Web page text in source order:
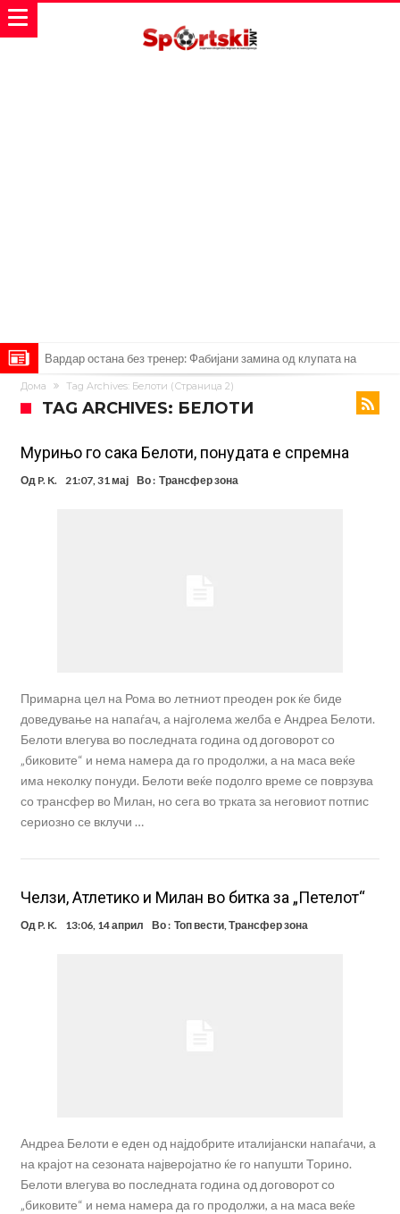
Мурињо: Несреќникот ни дојде неподготвен во Мадрид
Тетоважата на Габриел стана предмет на потсмев: Навивачите го
Бизарна тепачка која го запали интернетот: Познатиот тешкаш го
прифати најлудиот предизвик на кариерата – сам против
шестмина (Видео)
Меси, Нејмар и Суарез повторно заедно?!
Маркус Рашфорд повторно со Манчестер Јунајтед. Не е
Дома Tag Archives: Белоти (Страница 2)
TAG ARCHIVES: БЕЛОТИ
Мурињо го сака Белоти, понудата е спремна
Од P. K. 21:07, 31 мај Во : Трансфер зона
Примарна цел на Рома во летниот преоден рок ќе биде
доведување на напаѓач, а најголема желба е Андреа Белоти.
Белоти влегува во последната година од договорот со
„биковите“ и нема намера да го продолжи, а на маса веќе
има неколку понуди. Белоти веќе подолго време се поврзува
со трансфер во Милан, но сега во трката за неговиот потпис
сериозно се вклучи …
Челзи, Атлетико и Милан во битка за „Петелот“
Од P. K. 13:06, 14 април Во : Топ вести,Трансфер зона
Андреа Белоти е еден од најдобрите италијански напаѓачи, а
на крајот на сезоната најверојатно ќе го напушти Торино.
Белоти влегува во последната година од договорот со
„биковите“ и нема намера да го продолжи, а на маса веќе